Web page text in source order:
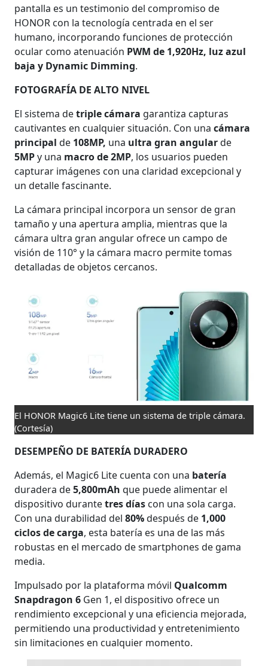
pantalla es un testimonio del compromiso de
HONOR con la tecnología centrada en el ser
humano, incorporando funciones de protección
ocular como atenuación PWM de 1,920Hz, luz azul
baja y Dynamic Dimming.
FOTOGRAFÍA DE ALTO NIVEL
El sistema detriple cámara garantiza capturas
cautivantes en cualquier situación. Con unacámara
principal de 108MP, una ultra gran angularde
5MPy una macro de 2MP, los usuarios pueden
capturar imágenes con una claridad excepcional y
un detalle fascinante.
La cámara principal incorpora un sensor de gran
tamaño y una apertura amplia, mientras que la
cámara ultra gran angular ofrece un campo de
visión de 110° y la cámara macro permite tomas
detalladas de objetos cercanos.
El HONOR Magic6 Lite tiene un sistema de triple cámara.
(Cortesía)
DESEMPEÑO DE BATERÍA DURADERO
Además, el Magic6 Lite cuenta con una batería
duradera de5,800mAhque puede alimentar el
dispositivo durantetres días con una sola carga.
Con una durabilidad del80%después de 1,000
ciclos de carga, esta batería es una de las más
robustas en el mercado de smartphones de gama
media.
Impulsado por la plataforma móvil Qualcomm
Snapdragon 6 Gen 1, el dispositivo ofrece un
rendimiento excepcional y una eficiencia mejorada,
permitiendo una productividad y entretenimiento
sin limitaciones en cualquier momento.